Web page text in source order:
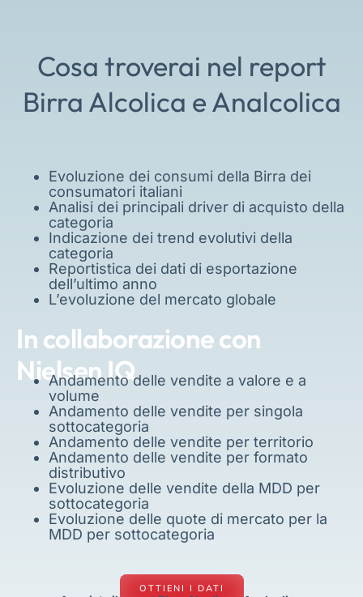
Cosa troverai nel report
Birra Alcolica e Analcolica
Evoluzione dei consumi della Birra dei
consumatori italiani
Analisi dei principali driver di acquisto della
categoria
Indicazione dei trend evolutivi della
categoria
Reportistica dei dati di esportazione
dell’ultimo anno
L’evoluzione del mercato globale
In collaborazione con
Nielsen IQ
Andamento delle vendite a valore e a
volume
Andamento delle vendite per singola
sottocategoria
Andamento delle vendite per territorio
Andamento delle vendite per formato
distributivo
Evoluzione delle vendite della MDD per
sottocategoria
Evoluzione delle quote di mercato per la
MDD per sottocategoria
OTTIENI I DATI